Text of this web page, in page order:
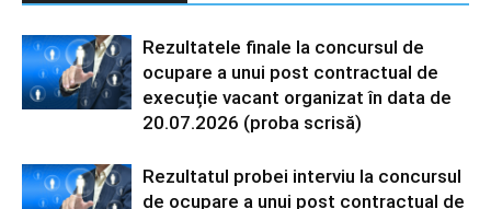
Rezultatele finale la concursul de
ocupare a unui post contractual de
execuție vacant organizat în data de
20.07.2026 (proba scrisă)
Rezultatul probei interviu la concursul
de ocupare a unui post contractual de